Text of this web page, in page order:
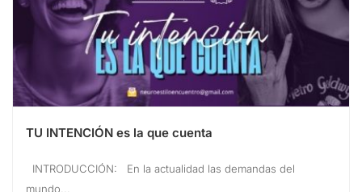
TU INTENCIÓN es la que cuenta
INTRODUCCIÓN: En la actualidad las demandas del
mundo...